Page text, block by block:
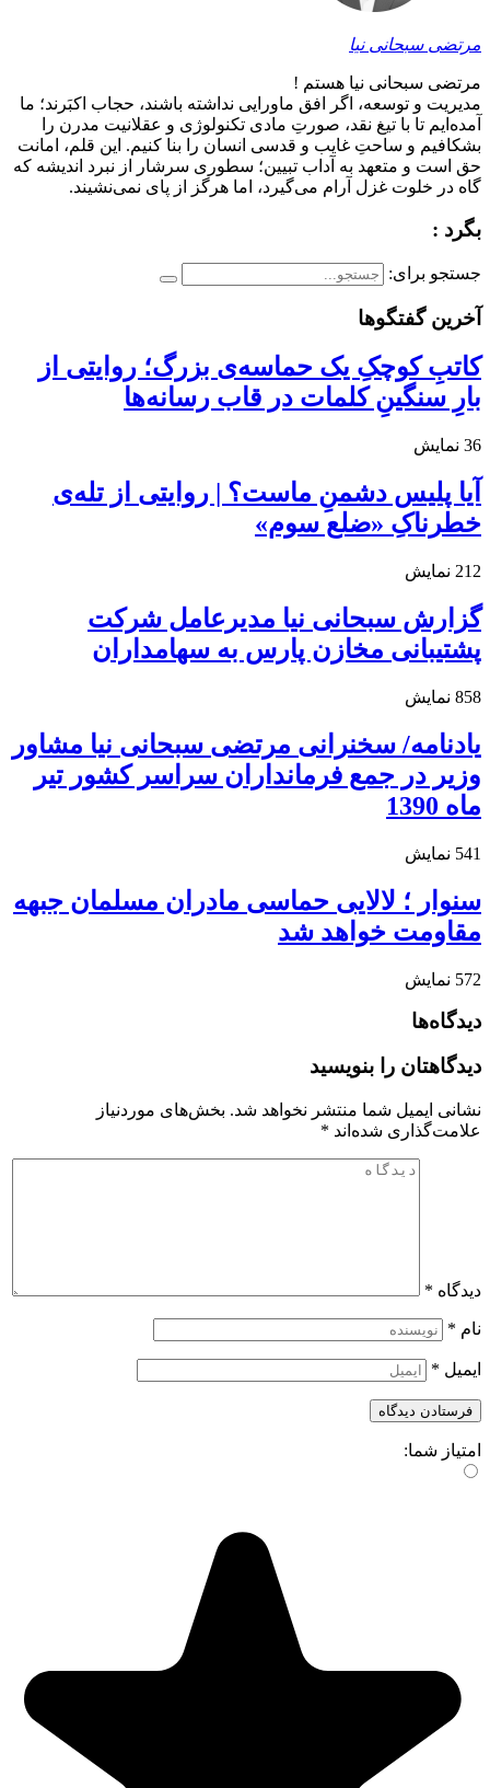
مرتضی سبحانی نیا
مرتضی سبحانی نیا هستم !
مدیریت و توسعه، اگر افق ماورایی نداشته باشند، حجاب اکبَرند؛ ما
آمده‌ایم تا با تیغ نقد، صورتِ مادی تکنولوژی و عقلانیت مدرن را
بشکافیم و ساحتِ غایب و قدسی انسان را بنا کنیم. این قلم، امانت
حق است و متعهد به آداب تبیین؛ سطوری سرشار از نبرد اندیشه که
گاه در خلوت غزل آرام می‌گیرد، اما هرگز از پای نمی‌نشیند.
بگرد :
جستجو برای:
آخرین گفتگوها
کاتبِ کوچکِ یک حماسه‌ی بزرگ؛ روایتی از
بارِ سنگینِ کلمات در قاب رسانه‌ها
36 نمایش
آیا پلیس دشمنِ ماست؟ | روایتی از تله‌ی
خطرناکِ «ضلع سوم»
212 نمایش
گزارش سبحانی نیا مدیرعامل شرکت
پشتیبانی مخازن پارس به سهامداران
858 نمایش
یادنامه/ سخنرانی مرتضی سبحانی نیا مشاور
وزیر در جمع فرمانداران سراسر کشور تیر
ماه 1390
541 نمایش
سنوار ؛ لالایی حماسی مادران مسلمان جبهه
مقاومت خواهد شد
572 نمایش
دیدگاه‌ها
دیدگاهتان را بنویسید
نشانی ایمیل شما منتشر نخواهد شد. بخش‌های موردنیاز
علامت‌گذاری شده‌اند *
دیدگاه *
نام *
ایمیل *
امتیاز شما: